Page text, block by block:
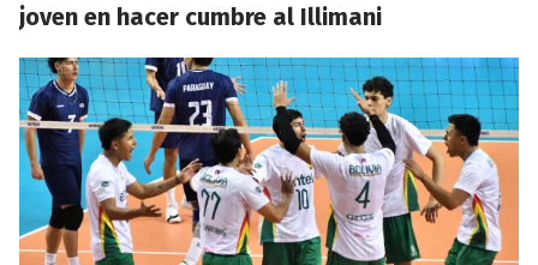
joven en hacer cumbre al Illimani